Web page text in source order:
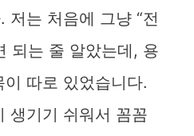
저는 처음에 그냥 “전
되는 줄 알았는데, 용
따로 있었습니다.
생기기 쉬워서 꼼꼼